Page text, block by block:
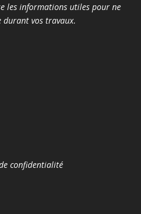
les informations utiles pour ne
vos travaux.
confidentialité